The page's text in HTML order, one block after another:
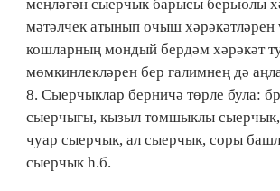
меңләгән сыерчык барысы берьюлы
мәтәлчек атынып очыш хәрәкәтләрен
кошларның мондый бердәм хәрәкәт
мөмкинлекләрен бер галимнең дә
8. Сыерчыклар берничә төрле була:
сыерчыгы, кызыл томшыклы
чуар сыерчык, ал сыерчык, соры
сыерчык һ.б.